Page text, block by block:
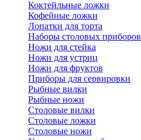
Коктейльные ложки
Кофейные ложки
Лопатки для торта
Наборы столовых приборов
Ножи для стейка
Ножи для устриц
Ножи для фруктов
Приборы для сервировки
Рыбные вилки
Рыбные ножи
Столовые вилки
Столовые ложки
Столовые ножи